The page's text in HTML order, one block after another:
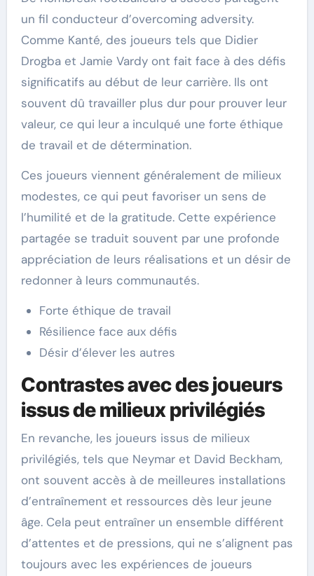
un fil conducteur d’overcoming adversity.
Comme Kanté, des joueurs tels que Didier
Drogba et Jamie Vardy ont fait face à des défis
significatifs au début de leur carrière. Ils ont
souvent dû travailler plus dur pour prouver leur
valeur, ce qui leur a inculqué une forte éthique
de travail et de détermination.
Ces joueurs viennent généralement de milieux
modestes, ce qui peut favoriser un sens de
l’humilité et de la gratitude. Cette expérience
partagée se traduit souvent par une profonde
appréciation de leurs réalisations et un désir de
redonner à leurs communautés.
Forte éthique de travail
Résilience face aux défis
Désir d’élever les autres
Contrastes avec des joueurs
issus de milieux privilégiés
En revanche, les joueurs issus de milieux
privilégiés, tels que Neymar et David Beckham,
ont souvent accès à de meilleures installations
d’entraînement et ressources dès leur jeune
âge. Cela peut entraîner un ensemble différent
d’attentes et de pressions, qui ne s’alignent pas
toujours avec les expériences de joueurs